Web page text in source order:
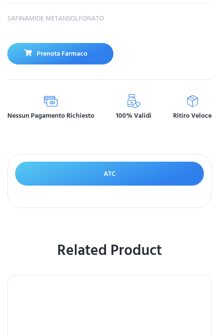
SAFINAMIDE METANSOLFONATO
Prenota Farmaco
Nessun Pagamento Richiesto 100% Validi Ritiro Veloce
ATC
Related Product